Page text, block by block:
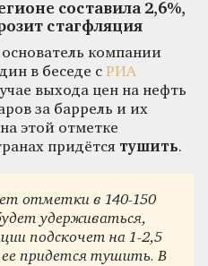
составила 2,6%,
стагфляция
компании
в беседе с РИА
выхода цен на нефть
за баррель и их
этой отметке
придётся тушить.
отметки в 140-150
удерживаться,
подскочет на 1-2,5
придется тушить. В